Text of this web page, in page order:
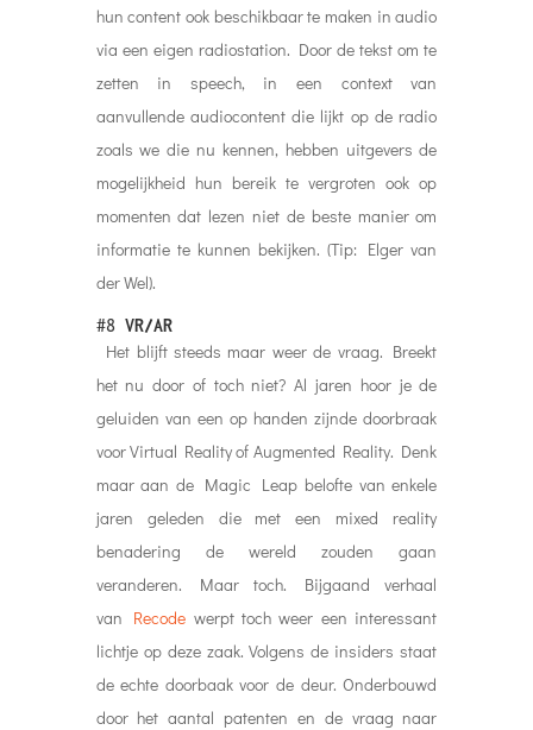
hun content ook beschikbaar te maken in audio
via een eigen radiostation. Door de tekst om te
zetten in speech, in een context van
aanvullende audiocontent die lijkt op de radio
zoals we die nu kennen, hebben uitgevers de
mogelijkheid hun bereik te vergroten ook op
momenten dat lezen niet de beste manier om
informatie te kunnen bekijken. (Tip: Elger van
der Wel).
#8 VR/AR
Het blijft steeds maar weer de vraag. Breekt
het nu door of toch niet? Al jaren hoor je de
geluiden van een op handen zijnde doorbraak
voor Virtual Reality of Augmented Reality. Denk
maar aan de Magic Leap belofte van enkele
jaren geleden die met een mixed reality
benadering de wereld zouden gaan
veranderen. Maar toch. Bijgaand verhaal
van Recode werpt toch weer een interessant
lichtje op deze zaak. Volgens de insiders staat
de echte doorbaak voor de deur. Onderbouwd
door het aantal patenten en de vraag naar